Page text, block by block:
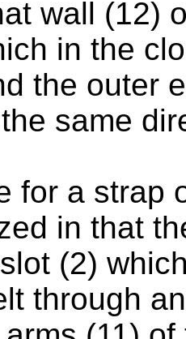
wall (12)
in the
the outer
same
for a strap
in that
(2)
through